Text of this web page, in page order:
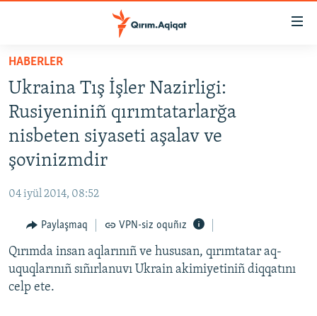
Esas
qaytmaq
Baş
navigatsiyağa
qaytmaq
Qıdıruvğa
HABERLER
İQTİSADİYAT
CEMİYET
İNSAN AQLARI
VİDEO
SÜRET
BLOGLAR
HABERLER
Ukraina Tış İşler Nazirligi:
Rusiyeniniñ qırımtatarlarğa
nisbeten siyaseti aşalav ve
şovinizmdir
04 iyül 2014, 08:52
Paylaşmaq VPN-siz oquñız
Qırımda insan aqlarınıñ ve hususan, qırımtatar aq-
uquqlarınıñ sıñırlanuvı Ukrain akimiyetiniñ diqqatını
celp ete.